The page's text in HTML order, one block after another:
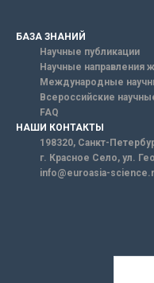
БАЗА ЗНАНИЙ
Научные публикации
Научные направления
Международные
Всероссийские
FAQ
НАШИ КОНТАКТЫ
198320, Санкт-
г. Красное Село, ул.
info@euroasia-